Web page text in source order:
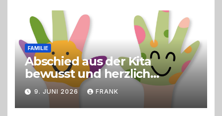
FAMILIE
Abschied aus der Kita
bewusst und herzlich
gestalten
9. JUNI 2026 FRANK